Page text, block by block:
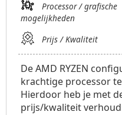
Processor / grafische
mogelijkheden
Prijs / Kwaliteit
De AMD RYZEN
krachtige processor
Hierdoor heb je met
prijs/kwaliteit